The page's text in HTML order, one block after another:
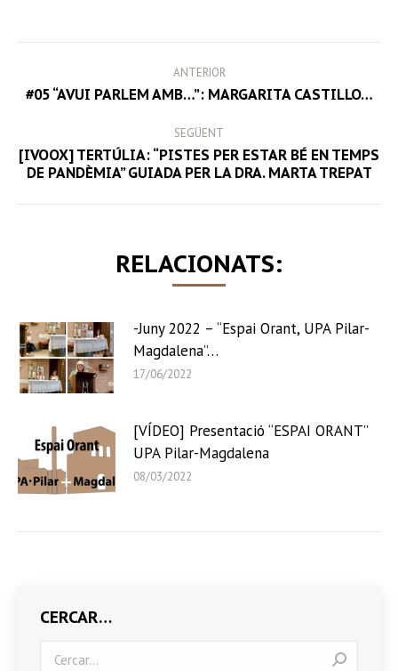
NAVIGATION
ANTERIOR
Previous
#05 “AVUI PARLEM AMB…”: MARGARITA CASTILLO…
SEGÜENT
Next
[IVOOX] TERTÚLIA: “PISTES PER ESTAR BÉ EN TEMPS
DE PANDÈMIA” GUIADA PER LA DRA. MARTA TREPAT
RELACIONATS:
-Juny 2022 – “Espai Orant, UPA Pilar-
Magdalena”…
17/06/2022
[VÍDEO] Presentació “ESPAI ORANT”
UPA Pilar-Magdalena
08/03/2022
CERCAR…